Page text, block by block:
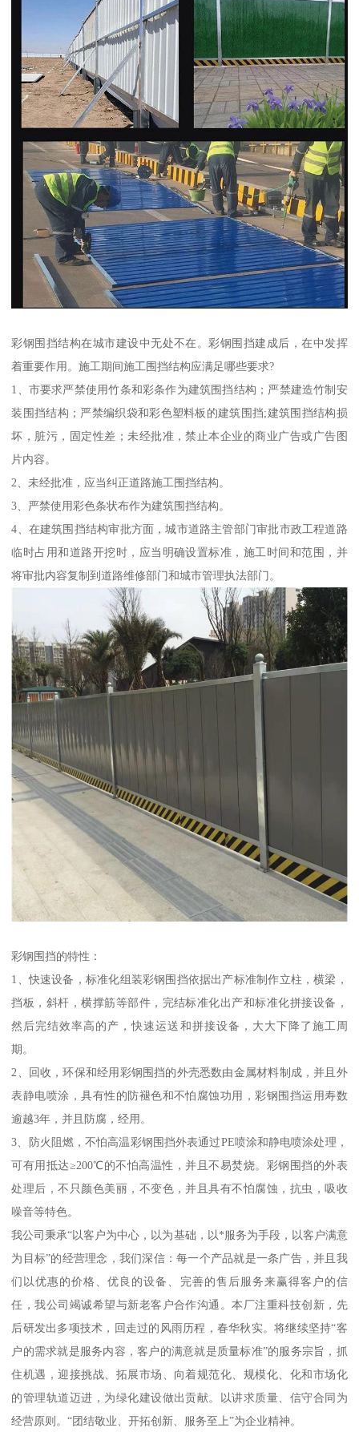
彩钢围挡结构在城市建设中无处不在。彩钢围挡建成后，在中发挥
着重要作用。施工期间施工围挡结构应满足哪些要求?
1、市要求严禁使用竹条和彩条作为建筑围挡结构；严禁建造竹制安
装围挡结构；严禁编织袋和彩色塑料板的建筑围挡;建筑围挡结构损
坏，脏污，固定性差；未经批准，禁止本企业的商业广告或广告图
片内容。
2、未经批准，应当纠正道路施工围挡结构。
3、严禁使用彩色条状布作为建筑围挡结构。
4、在建筑围挡结构审批方面，城市道路主管部门审批市政工程道路
临时占用和道路开挖时，应当明确设置标准，施工时间和范围，并
将审批内容复制到道路维修部门和城市管理执法部门。
彩钢围挡的特性：
1、快速设备，标准化组装彩钢围挡依据出产标准制作立柱，横梁，
挡板，斜杆，横撑筋等部件，完结标准化出产和标准化拼接设备，
然后完结效率高的产，快速运送和拼接设备，大大下降了施工周
期。
2、回收，环保和经用彩钢围挡的外壳悉数由金属材料制成，并且外
表静电喷涂，具有性的防褪色和不怕腐蚀功用，彩钢围挡运用寿数
逾越3年，并且防腐，经用。
3、防火阻燃，不怕高温彩钢围挡外表通过PE喷涂和静电喷涂处理，
可有用抵达≥200℃的不怕高温性，并且不易焚烧。彩钢围挡的外表
处理后，不只颜色美丽，不变色，并且具有不怕腐蚀，抗虫，吸收
噪音等特色。
我公司秉承“以客户为中心，以为基础，以*服务为手段，以客户满意
为目标”的经营理念，我们深信：每一个产品就是一条广告，并且我
们以优惠的价格、优良的设备、完善的售后服务来赢得客户的信
任，我公司竭诚希望与新老客户合作沟通。本厂注重科技创新，先
后研发出多项技术，回走过的风雨历程，春华秋实。将继续坚持“客
户的需求就是服务内容，客户的满意就是质量标准”的服务宗旨，抓
住机遇，迎接挑战、拓展市场、向着规范化、规模化、化和市场化
的管理轨道迈进，为绿化建设做出贡献。以讲求质量、信守合同为
经营原则。“团结敬业、开拓创新、服务至上”为企业精神。